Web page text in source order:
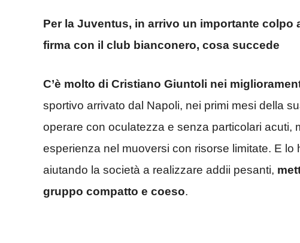
Per la Juventus, in arrivo un importante colpo
firma con il club bianconero, cosa succede
C’è molto di Cristiano Giuntoli nei
sportivo arrivato dal Napoli, nei primi mesi della
operare con oculatezza e senza particolari acuti,
esperienza nel muoversi con risorse limitate. E
aiutando la società a realizzare addii pesanti,
gruppo compatto e coeso.